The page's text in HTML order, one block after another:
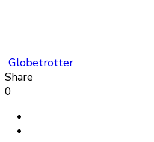
Globetrotter
Share
0